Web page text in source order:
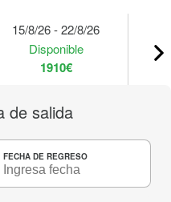
15/8/26 - 22/8/26
Disponible
1910€
de salida
FECHA DE REGRESO